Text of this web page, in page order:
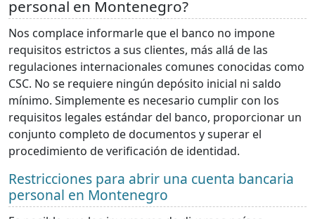
personal en Montenegro?
Nos complace informarle que el banco no impone
requisitos estrictos a sus clientes, más allá de las
regulaciones internacionales comunes conocidas como
CSC. No se requiere ningún depósito inicial ni saldo
mínimo. Simplemente es necesario cumplir con los
requisitos legales estándar del banco, proporcionar un
conjunto completo de documentos y superar el
procedimiento de verificación de identidad.
Restricciones para abrir una cuenta bancaria
personal en Montenegro